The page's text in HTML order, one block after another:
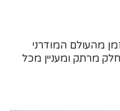
מהעולם המודרני
מרתק ומעניין מכל